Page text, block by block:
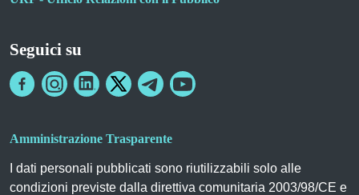
Seguici su
Amministrazione Trasparente
I dati personali pubblicati sono riutilizzabili solo alle
condizioni previste dalla direttiva comunitaria 2003/98/CE e